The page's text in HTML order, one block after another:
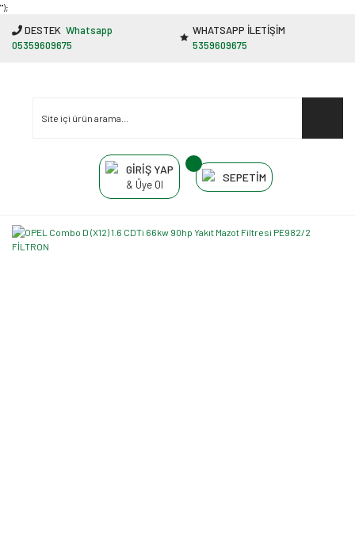
"');
DESTEK Whatsapp
05359609675
WHATSAPP İLETİŞİM
5359609675
GİRİŞ YAP
& Üye Ol
SEPETİM